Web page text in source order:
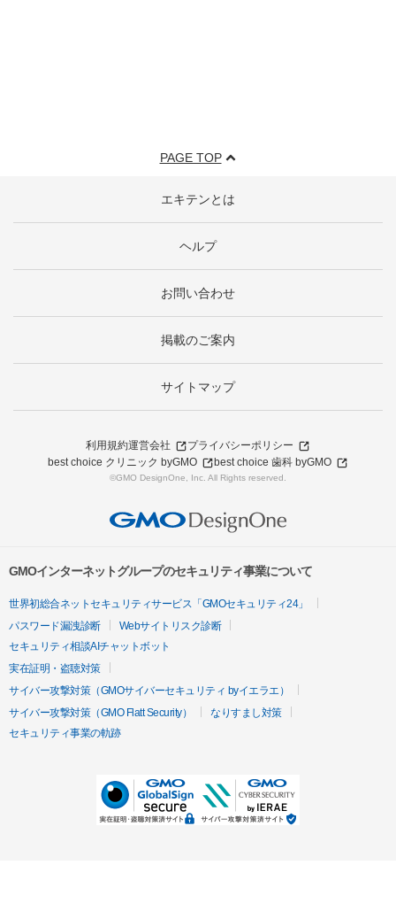
PAGE TOP
エキテンとは
ヘルプ
お問い合わせ
掲載のご案内
サイトマップ
利用規約運営会社
プライバシーポリシー
best choice クリニック byGMO
best choice 歯科 byGMO
©GMO DesignOne, Inc. All Rights reserved.
GMOインターネットグループのセキュリティ事業について
世界初総合ネットセキュリティサービス「GMOセキュリティ24」
パスワード漏洩診断
Webサイトリスク診断
セキュリティ相談AIチャットボット
実在証明・盗聴対策
サイバー攻撃対策（GMOサイバーセキュリティ byイエラエ）
サイバー攻撃対策（GMO Flatt Security）
なりすまし対策
セキュリティ事業の軌跡